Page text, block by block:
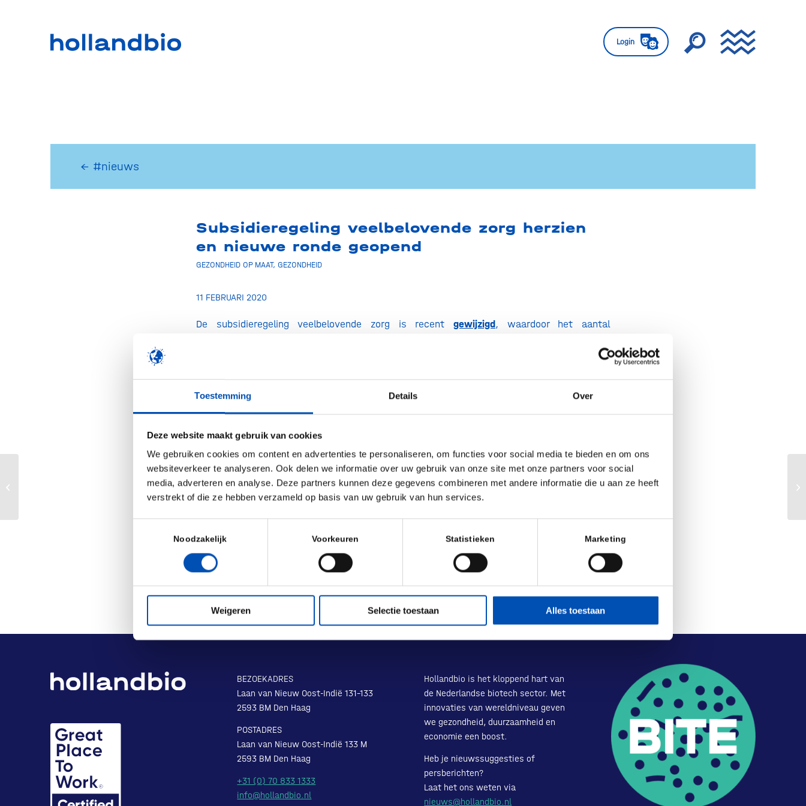
Toestemming Details Over
Deze website maakt gebruik van cookies
We gebruiken cookies om content en advertenties te personaliseren, om functies voor social media te bieden en om ons
websiteverkeer te analyseren. Ook delen we informatie over uw gebruik van onze site met onze partners voor social
media, adverteren en analyse. Deze partners kunnen deze gegevens combineren met andere informatie die u aan ze heeft
verstrekt of die ze hebben verzameld op basis van uw gebruik van hun services.
Noodzakelijk Voorkeuren Statistieken Marketing
Weigeren Selectie toestaan Alles toestaan
Login
← #nieuws
Subsidieregeling veelbelovende zorg herzien
en nieuwe ronde geopend
GEZONDHEID OP MAAT, GEZONDHEID
11 FEBRUARI 2020
De subsidieregeling veelbelovende zorg is recent gewijzigd, waardoor het aantal
onderzoek naar een off-label toepassing van een generiek geneesmiddel nu ook in
150.000. De nieuwe ronde voor het indienen van projectideeën voor de subsidieregeling
veelbelovende zorg is afgelopen vrijdag 7 februari van start gegaan. Het doel van de
/
BEZOEKADRES
Laan van Nieuw Oost-Indië 131-133
2593 BM Den Haag
POSTADRES
Laan van Nieuw Oost-Indië 133 M
2593 BM Den Haag
+31 (0) 70 833 1333
info@hollandbio.nl
Hollandbio is het kloppend hart van
de Nederlandse biotech sector. Met
innovaties van wereldniveau geven
we gezondheid, duurzaamheid en
economie een boost.
Heb je nieuwssuggesties of
persberichten?
Laat het ons weten via
nieuws@hollandbio.nl